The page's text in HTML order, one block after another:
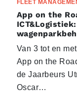
FLEET
App on the
Van 3 tot en
App on the
de Jaarbeurs
Oscar…